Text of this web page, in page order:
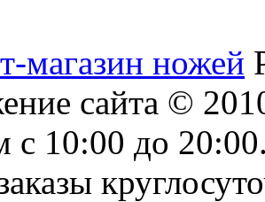
магазин ножей
сайта ©
с 10:00 до